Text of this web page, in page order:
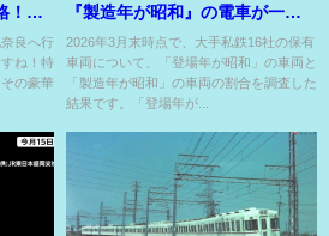
豪
運良へ行
ね！特
の豪華
『製造年が昭和』の電車が一番
多く残る大手私鉄は??
2026年3月末時点で、大手私鉄16社の保有
車両について、「登場年が昭和」の車両と
「製造年が昭和」の車両の割合を調査した
結果です。「登場年が...